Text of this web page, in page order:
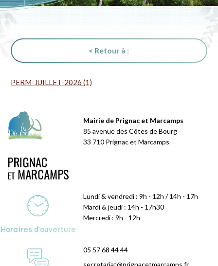
< Retour à :
PERM-JUILLET-2026 (1)
Mairie de Prignac et Marcamps
85 avenue des Côtes de Bourg
33 710 Prignac et Marcamps
Horaires d'ouverture
Lundi & vendredi : 9h - 12h / 14h - 17h
Mardi & jeudi : 14h - 17h30
Mercredi : 9h - 12h
05 57 68 44 44